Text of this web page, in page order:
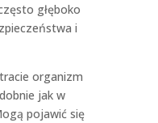
głęboko
i
organizm
jak w
pojawić się